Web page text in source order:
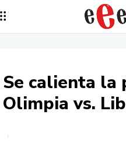
Se calienta la
Olimpia vs.